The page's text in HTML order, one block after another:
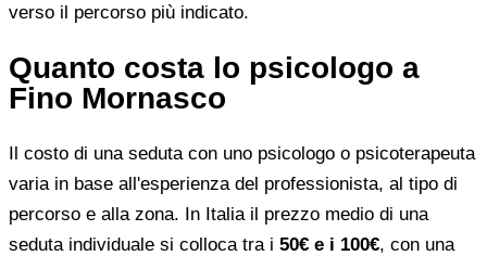
verso il percorso più indicato.
Quanto costa lo psicologo a
Fino Mornasco
Il costo di una seduta con uno psicologo o psicoterapeuta
varia in base all'esperienza del professionista, al tipo di
percorso e alla zona. In Italia il prezzo medio di una
seduta individuale si colloca tra i 50€ e i 100€, con una